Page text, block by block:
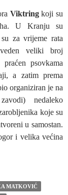
Viktringkoji su
U Kranju su
za vrijeme rata
veliki broj
psovkama
a zatim prema
organiziran je na
nedaleko
koje su
u samostan.
i velika većina
GDJE JE
MATKOVIĆ